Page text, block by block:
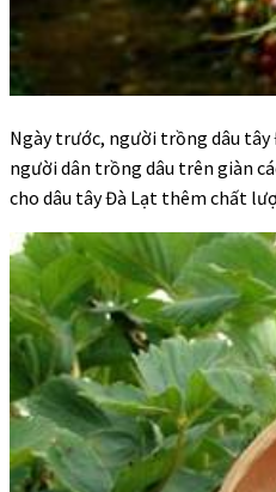
Ngày trước, người trồng dâu tây
người dân trồng dâu trên giàn
cho dâu tây Đà Lạt thêm chất